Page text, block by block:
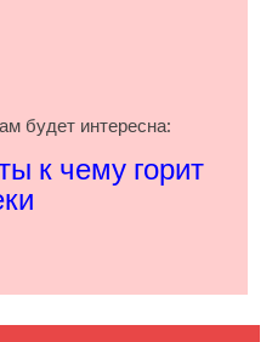
будет интересна:
к чему горит